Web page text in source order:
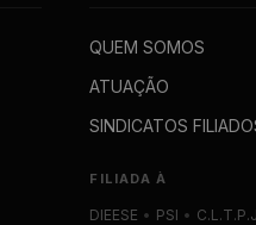
QUEM SOMOS
ATUAÇÃO
SINDICATOS
FILIADA À
DIEESE • PSI •